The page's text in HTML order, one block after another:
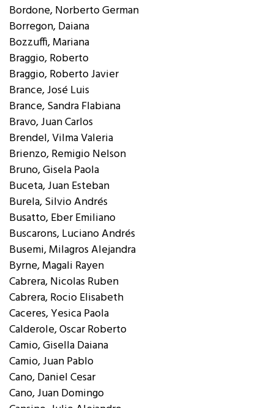
Bordone, Norberto German
Borregon, Daiana
Bozzuffi, Mariana
Braggio, Roberto
Braggio, Roberto Javier
Brance, José Luis
Brance, Sandra Flabiana
Bravo, Juan Carlos
Brendel, Vilma Valeria
Brienzo, Remigio Nelson
Bruno, Gisela Paola
Buceta, Juan Esteban
Burela, Silvio Andrés
Busatto, Eber Emiliano
Buscarons, Luciano Andrés
Busemi, Milagros Alejandra
Byrne, Magali Rayen
Cabrera, Nicolas Ruben
Cabrera, Rocio Elisabeth
Caceres, Yesica Paola
Calderole, Oscar Roberto
Camio, Gisella Daiana
Camio, Juan Pablo
Cano, Daniel Cesar
Cano, Juan Domingo